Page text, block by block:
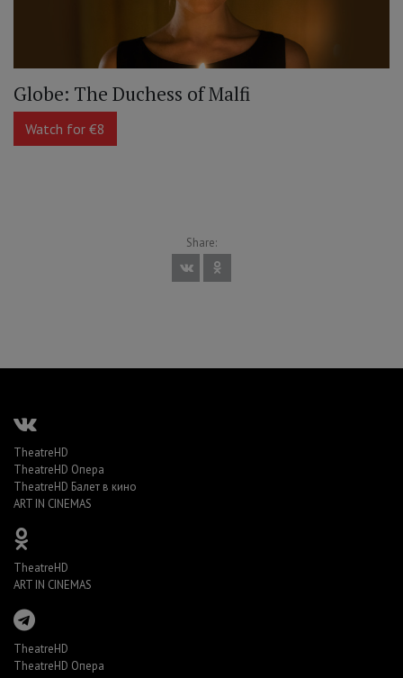
Globe: The Duchess of Malfi
Watch for €8
Share:
TheatreHD
TheatreHD Опера
TheatreHD Балет в кино
ART IN CINEMAS
TheatreHD
ART IN CINEMAS
TheatreHD
TheatreHD Опера